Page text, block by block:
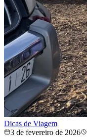
Dicas de Viagem
3 de fevereiro de 2026